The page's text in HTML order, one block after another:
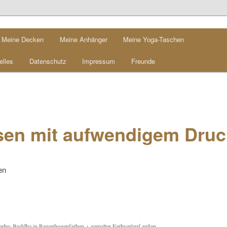
Meine Decken Meine Anhänger Meine Yoga-Taschen
Datenschutz Impressum Freunde
mit aufwendigem